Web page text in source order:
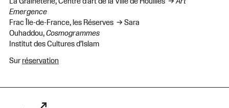
Emergence
Frac Île-de-France, les Réserves → Sara
Ouhaddou,Cosmogrammes
Institut des Cultures d’Islam
Surréservation